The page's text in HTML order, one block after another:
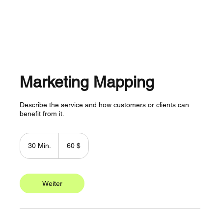
Marketing Mapping
Describe the service and how customers or clients can
benefit from it.
30 Min.
i
n
.
Dollar60 $
Weiter